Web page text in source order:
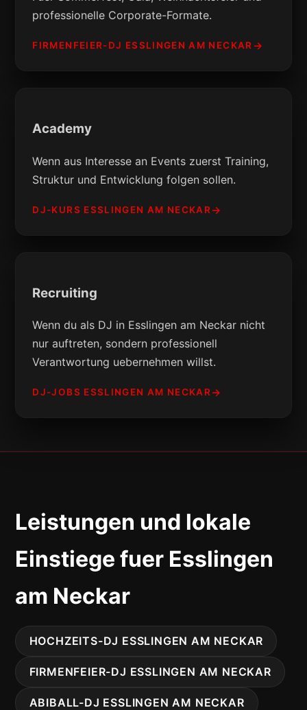
professionelle Corporate-Formate.
FIRMENFEIER-DJ ESSLINGEN AM NECKAR
Academy
Wenn aus Interesse an Events zuerst Training,
Struktur und Entwicklung folgen sollen.
DJ-KURS ESSLINGEN AM NECKAR
Recruiting
Wenn du als DJ in Esslingen am Neckar nicht
nur auftreten, sondern professionell
Verantwortung uebernehmen willst.
DJ-JOBS ESSLINGEN AM NECKAR
Leistungen und lokale
Einstiege fuer Esslingen
am Neckar
HOCHZEITS-DJ ESSLINGEN AM NECKAR
FIRMENFEIER-DJ ESSLINGEN AM NECKAR
ABIBALL-DJ ESSLINGEN AM NECKAR